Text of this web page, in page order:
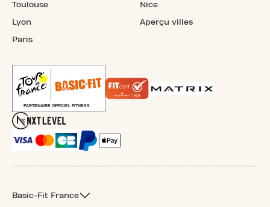
Toulouse
Lyon
Paris
Nice
Aperçu villes
Basic-Fit France